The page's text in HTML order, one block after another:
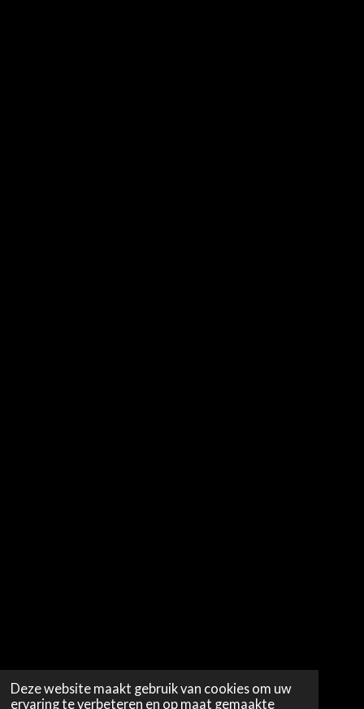
Deze website maakt gebruik van cookies om uw
ervaring te verbeteren en op maat gemaakte